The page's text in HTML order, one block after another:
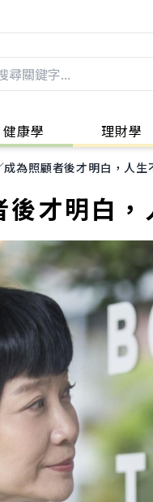
健康學 理財學
成為照顧者後才明白，人生
才明白